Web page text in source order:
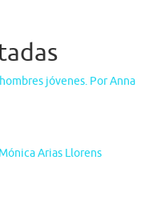
jóvenes. Por Anna
Arias Llorens